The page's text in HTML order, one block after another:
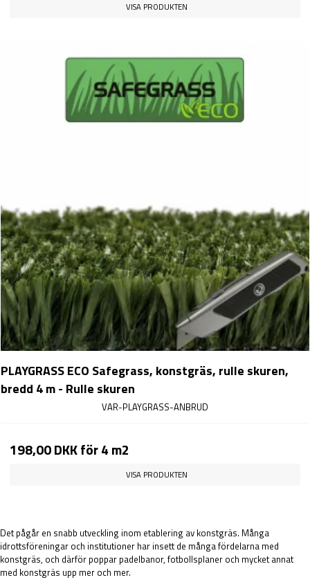
VISA PRODUKTEN
PLAYGRASS ECO Safegrass, konstgräs, rulle skuren,
bredd 4 m - Rulle skuren
VAR-PLAYGRASS-ANBRUD
198,00 DKKför 4 m2
VISA PRODUKTEN
Det pågår en snabb utveckling inom etablering av konstgräs. Många
idrottsföreningar och institutioner har insett de många fördelarna med
konstgräs, och därför poppar padelbanor, fotbollsplaner och mycket annat
med konstgräs upp mer och mer.